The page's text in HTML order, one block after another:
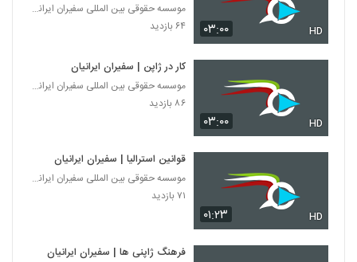
۰۳:۰۰ HD
موسسه حقوقی بین المللی سفیران ایرانیان
۶۴ بازدید
۰۳:۰۰ HD
کار در ژاپن | سفیران ایرانیان
موسسه حقوقی بین المللی سفیران ایرانیان
۸۶ بازدید
۰۱:۲۳ HD
قوانین استرالیا | سفیران ایرانیان
موسسه حقوقی بین المللی سفیران ایرانیان
۷۱ بازدید
فرهنگ ژاپنی ها | سفیران ایرانیان